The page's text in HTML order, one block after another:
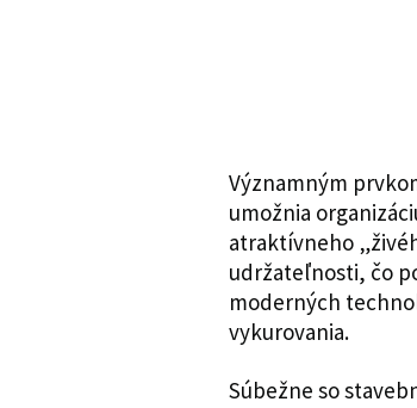
Významným
umožnia
atraktívneho
udržateľnosti, čo
moderných
vykurovania.
Súbežne so